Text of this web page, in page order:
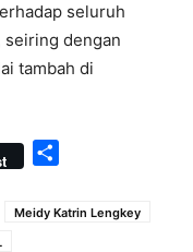
seluruh
seiring dengan
tambah di
Meidy Katrin Lengkey